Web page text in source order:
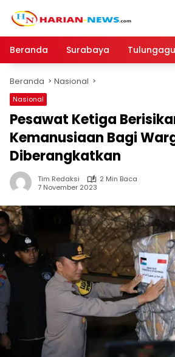
Beranda
Surabaya
Beranda Nasional
Nasional
Pesawat Ketiga
Kemanusiaan Bagi
Diberangkatkan
Tim Redaksi
2 Min Baca
7 November 2023